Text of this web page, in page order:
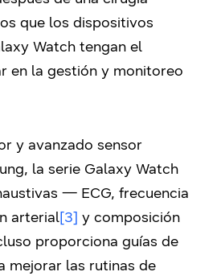
que los dispositivos
Watch tengan el
en la gestión y monitoreo
y avanzado sensor
la serie Galaxy Watch
— ECG, frecuencia
arterial[3] y composición
proporciona guías de
mejorar las rutinas de